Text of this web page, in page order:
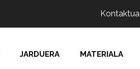
Kontaktua
JARDUERA MATERIALA